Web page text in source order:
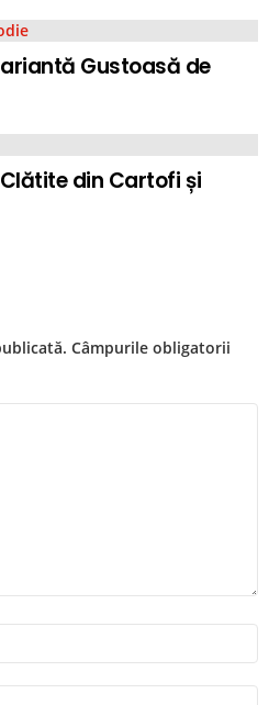
Gustoasă de
din Cartofi și
Câmpurile obligatorii